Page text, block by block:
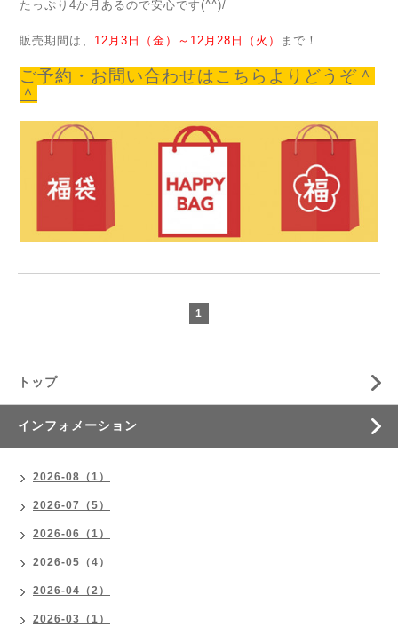
たっぷり4か月あるので安心です(^^)/
販売期間は、 12月3日（金）～12月28日（火） まで！
ご予約・お問い合わせはこちらよりどうぞ＾
＾
1
トップ
インフォメーション
2026-08（1）
2026-07（5）
2026-06（1）
2026-05（4）
2026-04（2）
2026-03（1）